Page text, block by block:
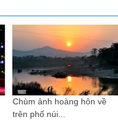
Chùm ảnh hoàng hôn về
trên phố núi...